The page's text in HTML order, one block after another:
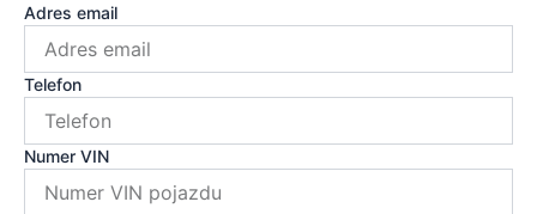
Adres email
Telefon
Numer VIN